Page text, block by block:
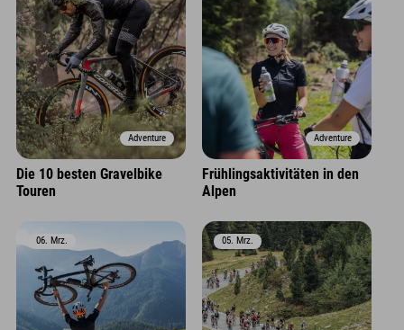
Adventure
Die 10 besten Gravelbike
Touren
Adventure
Frühlingsaktivitäten in den
Alpen
06. Mrz. 05. Mrz.